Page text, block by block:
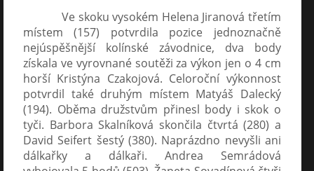
Ve skoku vysokém Helena Jiranová třetím
místem (157) potvrdila pozice jednoznačně
nejúspěšnější kolínské závodnice, dva body
získala ve vyrovnané soutěži za výkon jen o 4 cm
horší Kristýna Czakojová. Celoroční výkonnost
potvrdil také druhým místem Matyáš Dalecký
(194). Oběma družstvům přinesl body i skok o
tyči. Barbora Skalníková skončila čtvrtá (280) a
David Seifert šestý (380). Naprázdno nevyšli ani
dálkařky a dálkaři. Andrea Semrádová